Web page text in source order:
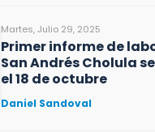
Martes, Julio 29, 2025
Primer informe de
San Andrés Cholula
el 18 de octubre
Daniel Sandoval